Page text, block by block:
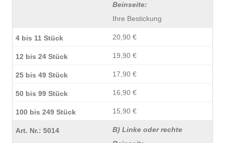
Beinseite:
Ihre Bestickung
20,90 €
19,90 €
17,90 €
16,90 €
15,90 €
B) Linke oder rechte